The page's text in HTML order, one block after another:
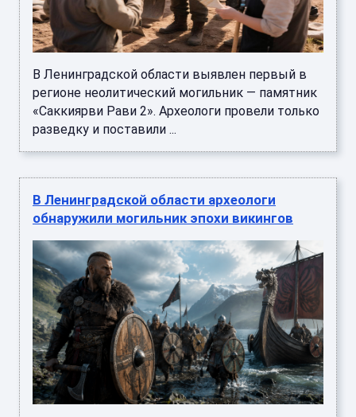
В Ленинградской области выявлен первый в
регионе неолитический могильник — памятник
«Саккиярви Рави 2». Археологи провели только
разведку и поставили ...
В Ленинградской области археологи
обнаружили могильник эпохи викингов